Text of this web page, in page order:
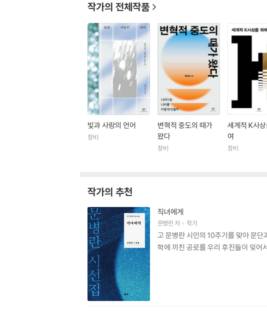
작가의 전체작품
빛과 사랑의 언어
창비
변혁적 중도의 때가
왔다
창비
세계적 K사
여
창비
작가의 추천
직녀에게
문병란저 작가
고 문병란 시인의 10주기를 맞아 문
학에 끼친 공로를 우리 후진들이 잊어